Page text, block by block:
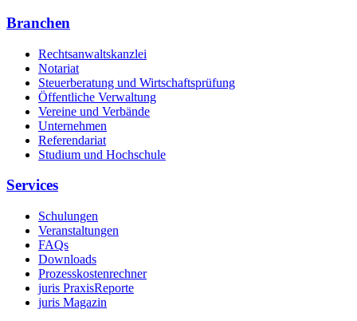
Branchen
Rechtsanwaltskanzlei
Notariat
Steuerberatung und Wirtschaftsprüfung
Öffentliche Verwaltung
Vereine und Verbände
Unternehmen
Referendariat
Studium und Hochschule
Services
Schulungen
Veranstaltungen
FAQs
Downloads
Prozesskostenrechner
juris PraxisReporte
juris Magazin